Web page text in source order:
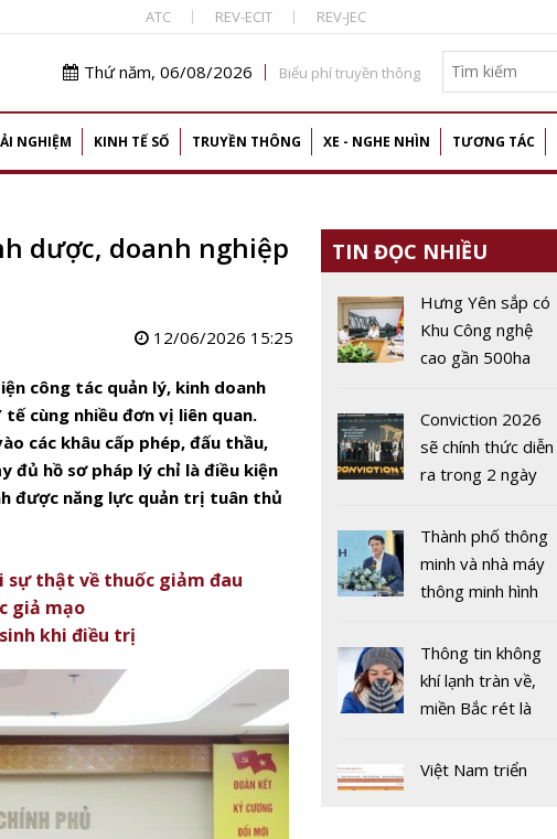
ATC REV-ECIT REV-JEC
Thứ năm, 06/08/2026 Biểu phí truyền thông
NGHIỆM KINH TẾ SỐ TRUYỀN THÔNG XE - NGHE NHÌN TƯƠNG TÁC
dược, doanh nghiệp
12/06/2026 15:25
công tác quản lý, kinh doanh
cùng nhiều đơn vị liên quan.
các khâu cấp phép, đấu thầu,
đủ hồ sơ pháp lý chỉ là điều kiện
được năng lực quản trị tuân thủ
sự thật về thuốc giảm đau
giả mạo
khi điều trị
TIN ĐỌC NHIỀU
Hưng Yên sắp có
Khu Công nghệ
cao gần 500ha
robot và IoT
Conviction 2026
sẽ chính thức diễn
ra trong 2 ngày
năm 2026
Thành phố thông
minh và nhà máy
thông minh hình
công nghệ chiến
lược của tương lai
Thông tin không
khí lạnh tràn về,
miền Bắc rét là
Việt Nam triển